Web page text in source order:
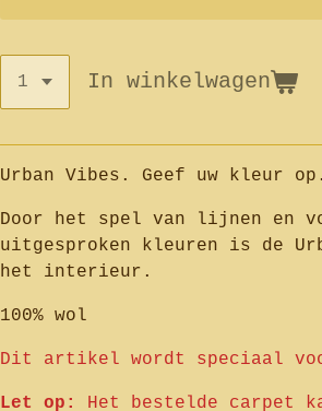
In winkelwagen
Urban Vibes. Geef uw kleur op.
Door het spel van lijnen en
uitgesproken kleuren is de
het interieur.
100% wol
Dit artikel wordt speciaal
Let op: Het bestelde carpet